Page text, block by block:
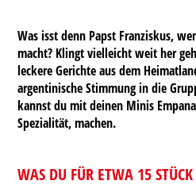
Was isst denn Papst Franziskus,
macht? Klingt vielleicht weit her
leckere Gerichte aus dem
argentinische Stimmung in die
kannst du mit deinen Minis
Spezialität, machen.
WAS DU FÜR ETWA 15